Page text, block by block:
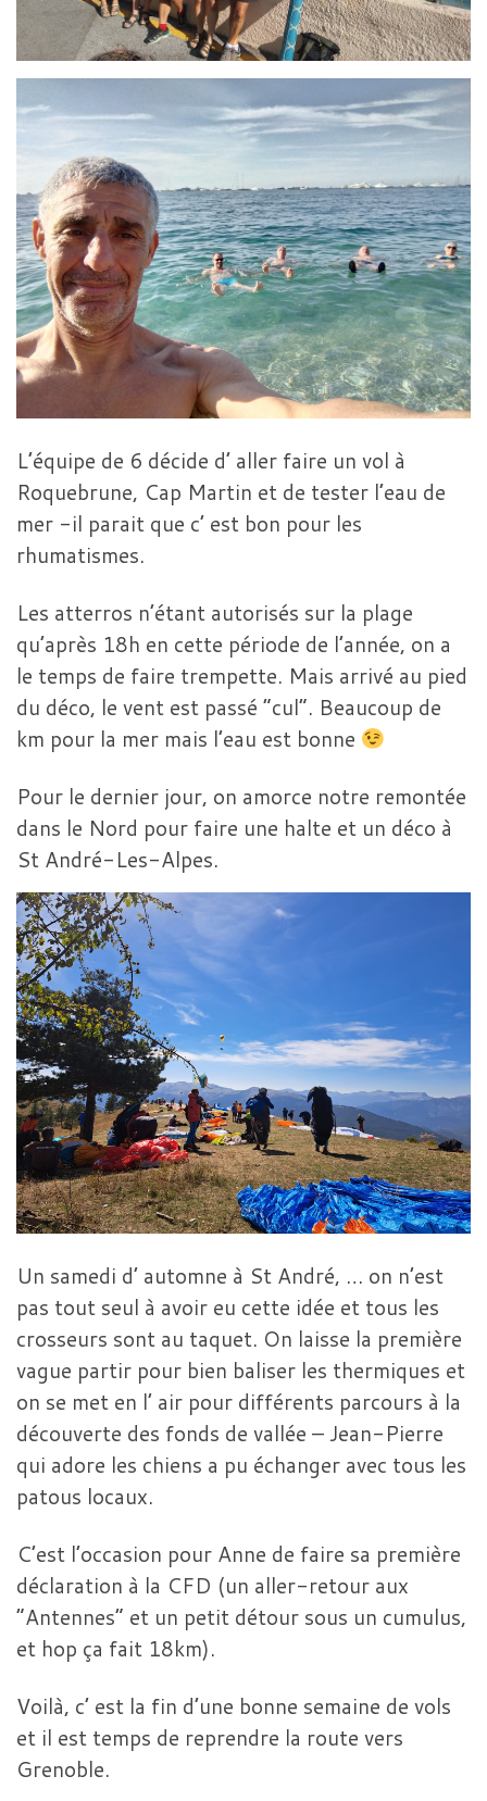
L’équipe de 6 décide d’ aller faire un vol à
Roquebrune, Cap Martin et de tester l’eau de
mer -il parait que c’ est bon pour les
rhumatismes.
Les atterros n’étant autorisés sur la plage
qu’après 18h en cette période de l’année, on a
le temps de faire trempette. Mais arrivé au pied
du déco, le vent est passé “cul”. Beaucoup de
km pour la mer mais l’eau est bonne
Pour le dernier jour, on amorce notre remontée
dans le Nord pour faire une halte et un déco à
St André-Les-Alpes.
Un samedi d’ automne à St André, … on n’est
pas tout seul à avoir eu cette idée et tous les
crosseurs sont au taquet. On laisse la première
vague partir pour bien baliser les thermiques et
on se met en l’ air pour différents parcours à la
découverte des fonds de vallée – Jean-Pierre
qui adore les chiens a pu échanger avec tous les
patous locaux.
C’est l’occasion pour Anne de faire sa première
déclaration à la CFD (un aller-retour aux
“Antennes” et un petit détour sous un cumulus,
et hop ça fait 18km).
Voilà, c’ est la fin d’une bonne semaine de vols
et il est temps de reprendre la route vers
Grenoble.